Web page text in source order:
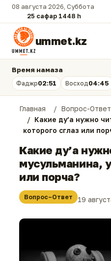
08 августа 2026, Суббота
25 сафар 1448 һ.
ummet.kz
Время намаза
Фаджр02:51 Восход04:45
Главная Вопрос-Ответ
Какие ду’а нужно
которого сглаз или
Какие ду’а
мусульманина,
или порча?
Вопрос–Ответ 19